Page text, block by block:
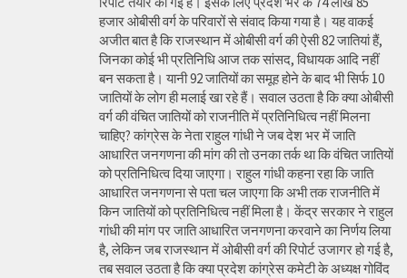
हजार ओबीसी वर्ग के परिवारों से संवाद किया गया है। यह वाकई
अजीत बात है कि राजस्थान में ओबीसी वर्ग की ऐसी 82 जातियां हैं,
जिनका कोई भी प्रतिनिधि आज तक सांसद, विधायक आदि नहीं
बन सकता है। यानी 92 जातियों का समूह होने के बाद भी सिर्फ 10
जातियों के लोग ही मलाई खा रहे हैं। सवाल उठता है कि क्या ओबीसी
वर्ग की वंचित जातियों को राजनीति में प्रतिनिधित्व नहीं मिलना
चाहिए? कांग्रेस के नेता राहुल गांधी ने जब देश भर में जाति
आधारित जनगणना की मांग की तो उनका तर्क था कि वंचित जातियों
को प्रतिनिधित्व दिया जाएगा। राहुल गांधी कहना रहा कि जाति
आधारित जनगणना से पता चल जाएगा कि अभी तक राजनीति में
किन जातियों को प्रतिनिधित्व नहीं मिला है। केंद्र सरकार ने राहुल
गांधी की मांग पर जाति आधारित जनगणना करवाने का निर्णय लिया
है, लेकिन जब राजस्थान में ओबीसी वर्ग की रिपोर्ट उजागर हो गई है,
तब सवाल उठता है कि क्या प्रदेश कांग्रेस कमेटी के अध्यक्ष गोविंद